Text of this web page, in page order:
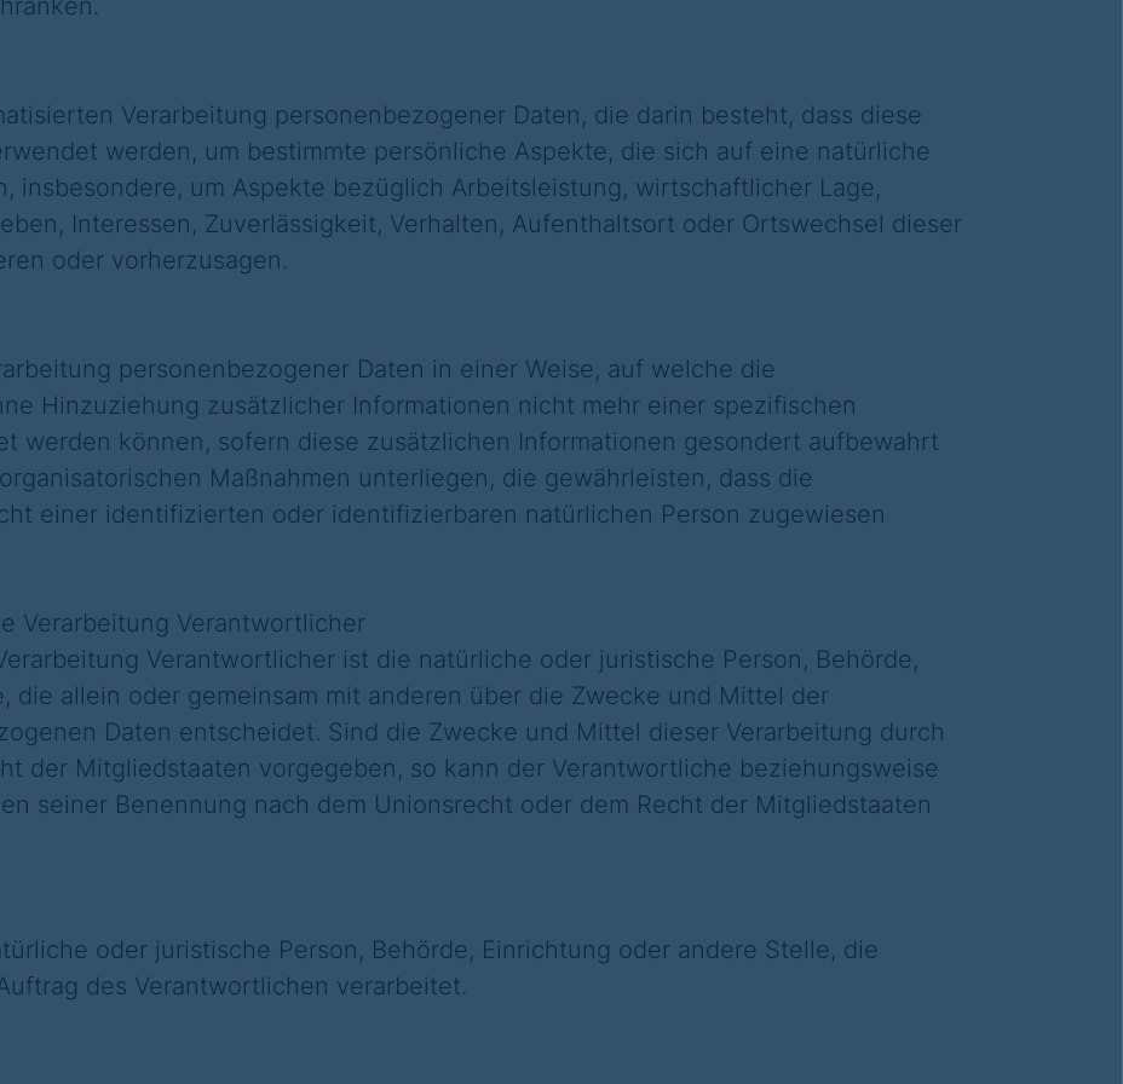
Verarbeitung personenbezogener Daten, die darin besteht, dass diese
werden, um bestimmte persönliche Aspekte, die sich auf eine natürliche
insbesondere, um Aspekte bezüglich Arbeitsleistung, wirtschaftlicher Lage,
Interessen, Zuverlässigkeit, Verhalten, Aufenthaltsort oder Ortswechsel dieser
oder vorherzusagen.
personenbezogener Daten in einer Weise, auf welche die
Hinzuziehung zusätzlicher Informationen nicht mehr einer spezifischen
werden können, sofern diese zusätzlichen Informationen gesondert aufbewahrt
Maßnahmen unterliegen, die gewährleisten, dass die
einer identifizierten oder identifizierbaren natürlichen Person zugewiesen
Verarbeitung Verantwortlicher
Verantwortlicher ist die natürliche oder juristische Person, Behörde,
die allein oder gemeinsam mit anderen über die Zwecke und Mittel der
Daten entscheidet. Sind die Zwecke und Mittel dieser Verarbeitung durch
der Mitgliedstaaten vorgegeben, so kann der Verantwortliche beziehungsweise
seiner Benennung nach dem Unionsrecht oder dem Recht der Mitgliedstaaten
oder juristische Person, Behörde, Einrichtung oder andere Stelle, die
des Verantwortlichen verarbeitet.